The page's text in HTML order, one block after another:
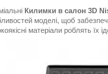
Килимки в салон 3D
моделі, щоб
матеріали роблять